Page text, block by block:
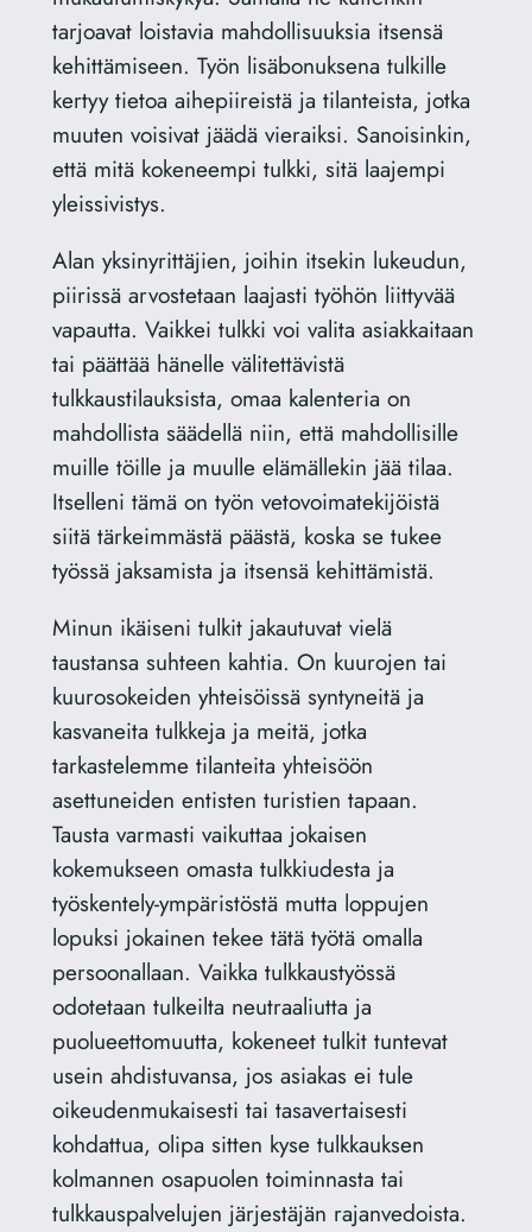
tarjoavat loistavia mahdollisuuksia itsensä
kehittämiseen. Työn lisäbonuksena tulkille
kertyy tietoa aihepiireistä ja tilanteista, jotka
muuten voisivat jäädä vieraiksi. Sanoisinkin,
että mitä kokeneempi tulkki, sitä laajempi
yleissivistys.
Alan yksinyrittäjien, joihin itsekin lukeudun,
piirissä arvostetaan laajasti työhön liittyvää
vapautta. Vaikkei tulkki voi valita asiakkaitaan
tai päättää hänelle välitettävistä
tulkkaustilauksista, omaa kalenteria on
mahdollista säädellä niin, että mahdollisille
muille töille ja muulle elämällekin jää tilaa.
Itselleni tämä on työn vetovoimatekijöistä
siitä tärkeimmästä päästä, koska se tukee
työssä jaksamista ja itsensä kehittämistä.
Minun ikäiseni tulkit jakautuvat vielä
taustansa suhteen kahtia. On kuurojen tai
kuurosokeiden yhteisöissä syntyneitä ja
kasvaneita tulkkeja ja meitä, jotka
tarkastelemme tilanteita yhteisöön
asettuneiden entisten turistien tapaan.
Tausta varmasti vaikuttaa jokaisen
kokemukseen omasta tulkkiudesta ja
työskentely-ympäristöstä mutta loppujen
lopuksi jokainen tekee tätä työtä omalla
persoonallaan. Vaikka tulkkaustyössä
odotetaan tulkeilta neutraaliutta ja
puolueettomuutta, kokeneet tulkit tuntevat
usein ahdistuvansa, jos asiakas ei tule
oikeudenmukaisesti tai tasavertaisesti
kohdattua, olipa sitten kyse tulkkauksen
kolmannen osapuolen toiminnasta tai
tulkkauspalvelujen järjestäjän rajanvedoista.